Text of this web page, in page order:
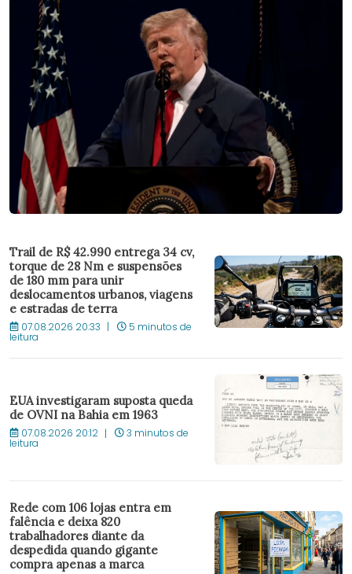
Trail de R$ 42.990 entrega 34 cv,
torque de 28 Nm e suspensões
de 180 mm para unir
deslocamentos urbanos, viagens
e estradas de terra
07.08.2026 20:33 5 minutos de
leitura
EUA investigaram suposta queda
de OVNI na Bahia em 1963
07.08.2026 20:12 3 minutos de
leitura
Rede com 106 lojas entra em
falência e deixa 820
trabalhadores diante da
despedida quando gigante
compra apenas a marca